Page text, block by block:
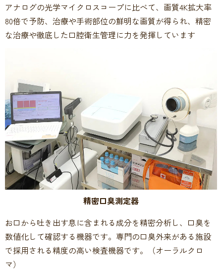
アナログの光学マイクロスコープに比べて、画質4K拡大率
80倍で予防、治療や手術部位の鮮明な画質が得られ、精密
な治療や徹底した口腔衛生管理に力を発揮しています
精密口臭測定器
お口から吐き出す息に含まれる成分を精密分析し、口臭を
数値化して確認する機器です。専門の口臭外来がある施設
で採用される精度の高い検査機器です。（オーラルクロ
マ）